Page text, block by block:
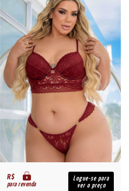
R$
para revenda
Logue-se para
ver o preço